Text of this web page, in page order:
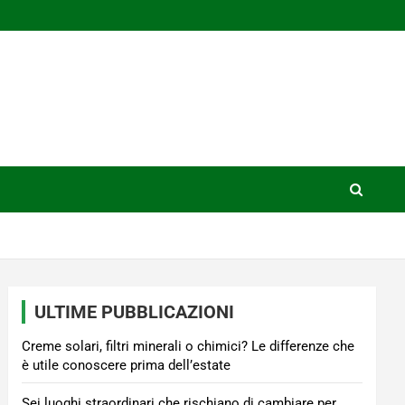
ULTIME PUBBLICAZIONI
Creme solari, filtri minerali o chimici? Le differenze che
è utile conoscere prima dell’estate